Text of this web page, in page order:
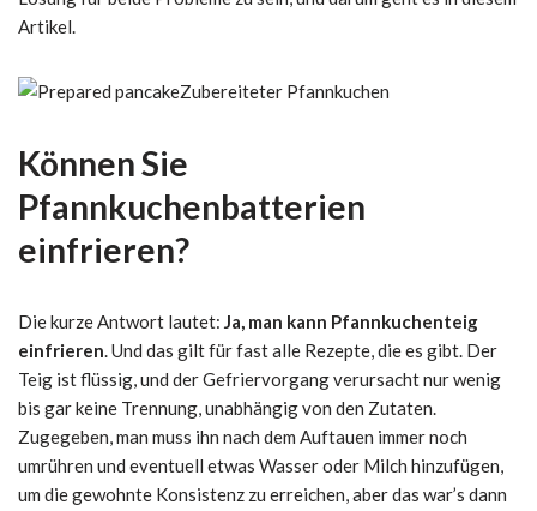
Artikel.
Zubereiteter Pfannkuchen
Können Sie
Pfannkuchenbatterien
einfrieren?
Die kurze Antwort lautet: Ja, man kann Pfannkuchenteig
einfrieren. Und das gilt für fast alle Rezepte, die es gibt. Der
Teig ist flüssig, und der Gefriervorgang verursacht nur wenig
bis gar keine Trennung, unabhängig von den Zutaten.
Zugegeben, man muss ihn nach dem Auftauen immer noch
umrühren und eventuell etwas Wasser oder Milch hinzufügen,
um die gewohnte Konsistenz zu erreichen, aber das war’s dann